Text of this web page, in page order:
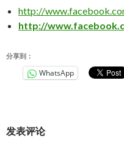
http://
http://
分享到：
WhatsApp
发表评论